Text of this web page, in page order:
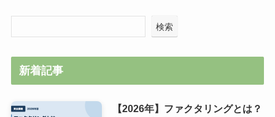
検索
新着記事
【2026年】ファクタリングとは？